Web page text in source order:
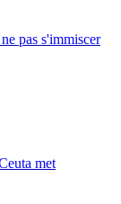
pas s'immiscer
met